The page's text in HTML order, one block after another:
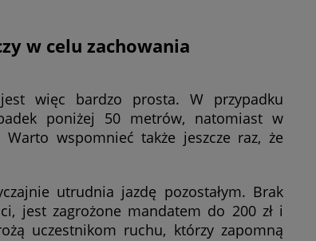
w celu zachowania
jest więc bardzo prosta. W przypadku
poniżej 50 metrów, natomiast w
wspomnieć także jeszcze raz, że
utrudnia jazdę pozostałym. Brak
jest zagrożone mandatem do 200 zł i
uczestnikom ruchu, którzy zapomną